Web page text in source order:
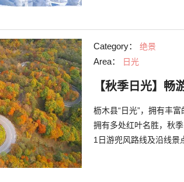
Category： 绝景
Area： 日光
【秋季日光】畅
枥木县“日光”，拥有丰
拥有多处红叶名胜，秋
1日游兜风路线及沿线景